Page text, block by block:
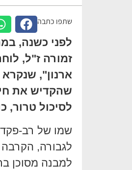
שתפו כתבה
לפני כשנה,
זמורה ז"ל,
ארנון",
שהקדיש את
לסיכול טרור,
שמו של רב-פקד
לגבורה, הקרבה
למבנה מסוכן